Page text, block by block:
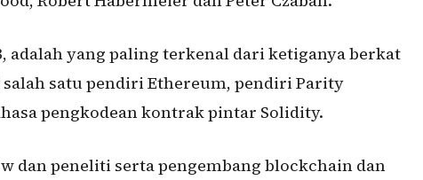
adalah yang paling terkenal dari ketiganya berkat
satu pendiri Ethereum, pendiri Parity
pengkodean kontrak pintar Solidity.
dan peneliti serta pengembang blockchain dan